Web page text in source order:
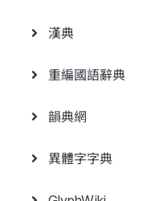
漢典
重編國語辭典
韻典網
異體字字典